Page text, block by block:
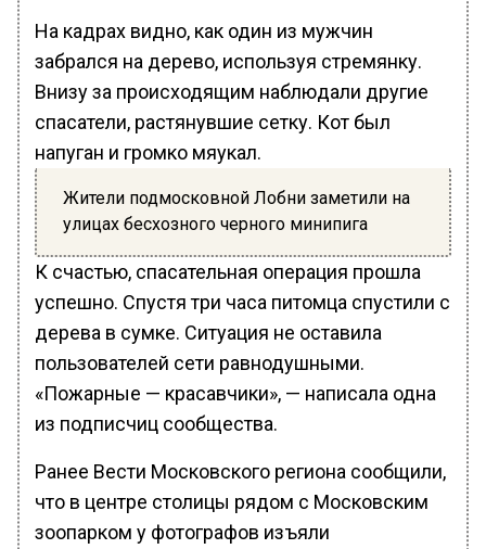
На кадрах видно, как один из мужчин
забрался на дерево, используя стремянку.
Внизу за происходящим наблюдали другие
спасатели, растянувшие сетку. Кот был
напуган и громко мяукал.
Жители подмосковной Лобни заметили на
улицах бесхозного черного минипига
К счастью, спасательная операция прошла
успешно. Спустя три часа питомца спустили с
дерева в сумке. Ситуация не оставила
пользователей сети равнодушными.
«Пожарные — красавчики», — написала одна
из подписчиц сообщества.
Ранее Вести Московского региона сообщили,
что в центре столицы рядом с Московским
зоопарком у фотографов изъяли